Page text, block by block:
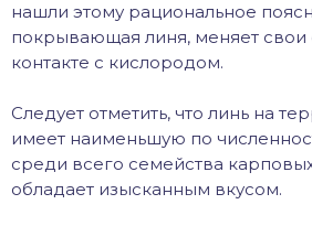
нашли этому рациональное
покрывающая линя, меняет свои
контакте с кислородом.
Следует отметить, что линь на
имеет наименьшую по
среди всего семейства
обладает изысканным вкусом.